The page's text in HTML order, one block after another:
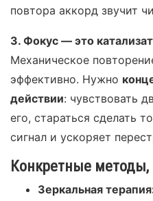
повтора аккорд звучит
3. Фокус — это
Механическое
эффективно. Нужно
действии: чувствовать
его, стараться сделать
сигнал и ускоряет
Конкретные методы,
Зеркальная